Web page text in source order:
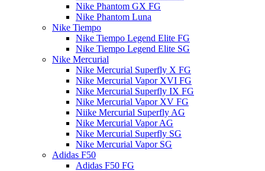
Nike Phantom GX FG
Nike Phantom Luna
Nike Tiempo
Nike Tiempo Legend Elite FG
Nike Tiempo Legend Elite SG
Nike Mercurial
Nike Mercurial Superfly X FG
Nike Mercurial Vapor XVI FG
Nike Mercurial Superfly IX FG
Nike Mercurial Vapor XV FG
Niike Mercurial Superfly AG
Nike Mercurial Vapor AG
Nike Mercurial Superfly SG
Nike Mercurial Vapor SG
Adidas F50
Adidas F50 FG